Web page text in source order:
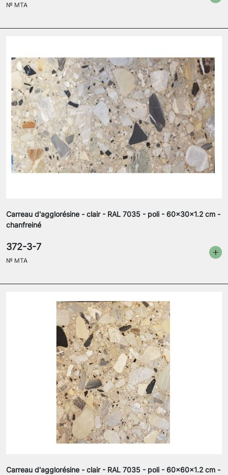
№ MTA
Carreau d'agglorésine - clair - RAL 7035 - poli - 60x30x1.2 cm -
chanfreiné
372-3-7
№ MTA
Carreau d'agglorésine - clair - RAL 7035 - poli - 60x60x1.2 cm -